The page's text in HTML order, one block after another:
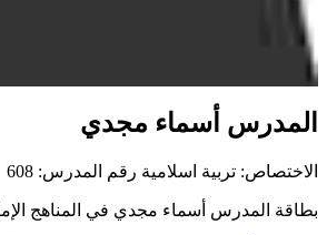
المدرس أسماء مجدي
الاختصاص: تربية اسلامية رقم المدرس: 608
بطاقة المدرس أسماء مجدي في المناهج